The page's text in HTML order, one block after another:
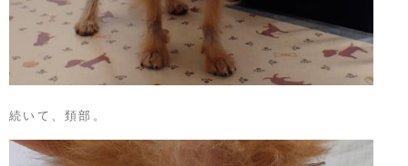
続いて、頚部。